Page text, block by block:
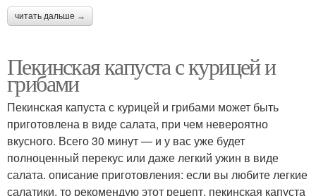
читать дальше →
Пекинская капуста с курицей и
грибами
Пекинская капуста с курицей и грибами может быть
приготовлена в виде салата, при чем невероятно
вкусного. Всего 30 минут — и у вас уже будет
полноценный перекус или даже легкий ужин в виде
салата. описание приготовления: если вы любите легкие
салатики, то рекомендую этот рецепт. пекинская капуста